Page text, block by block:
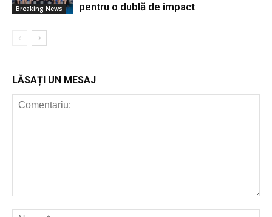
Breaking News
pentru o dublă de impact
LĂSAȚI UN MESAJ